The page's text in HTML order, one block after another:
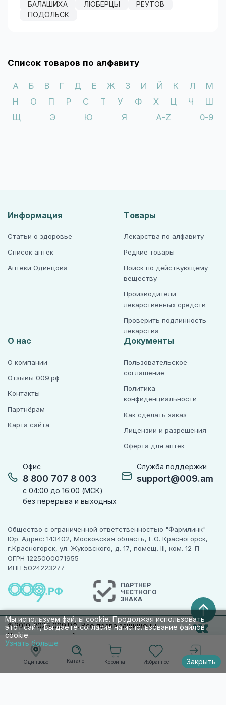
Одинцово Каталог Корзина Избранное Войти
БАЛАШИХА
ЛЮБЕРЦЫ
РЕУТОВ
ПОДОЛЬСК
Список товаров по алфавиту
А Б В Г Д Е Ж З И Й К Л
М
Н
О П Р С Т У Ф Х Ц Ч
Ш
Щ
Э Ю Я A-Z 0-9
Мы используем файлы cookie. Продолжая использовать
этот сайт, Вы даете согласие на использование файлов
cookie.
Узнать больше
Закрыть
Офис
8 800 707 8 003
с 04:00 до 16:00 (МСК)
без перерыва и выходных
Служба поддержки
support@009.am
Информация
Статьи о здоровье
Список аптек
Аптеки Одинцова
Товары
Лекарства по алфавиту
Редкие товары
Поиск по действующему
веществу
Производители
лекарственных средств
Проверить подлинность
лекарства
О нас
О компании
Отзывы 009.рф
Контакты
Партнёрам
Карта сайта
Документы
Пользовательское
соглашение
Политика
конфиденциальности
Как сделать заказ
Лицензии и разрешения
Оферта для аптек
Общество с ограниченной ответственностью "Фармлинк"
Юр. Адрес: 143402, Московская область, Г.О. Красногорск,
г.Красногорск, ул. Жуковского, д. 17, помещ. III, ком. 12-П
ОГРН 1225000071955
ИНН 5024223277
ПАРТНЕР
ЧЕСТНОГО
ЗНАКА
© 2010-2026 009.РФ. Все права защищены
Информация на сайте носит справочно-
информационный характер и не является
публичной офертой п. 2 ст. 437 ГК РФ